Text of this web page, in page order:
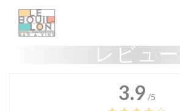
クッキー利用の管理について
レビュー
3.9 /5